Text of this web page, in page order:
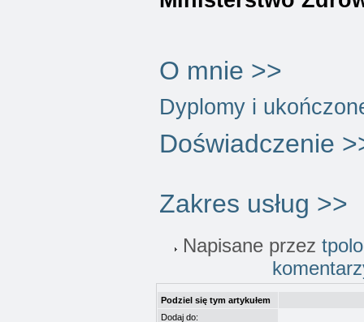
O mnie >>
Dyplomy i
Doświadczenie
Zakres usług >>
Napisane przez
Podziel się tym artykułem
Dodaj do: